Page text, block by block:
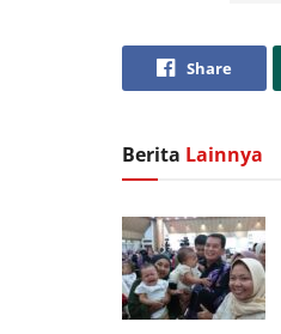
Share
Berita Lainnya